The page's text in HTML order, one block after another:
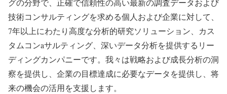
グの分野で、正確で信頼性の高い最新の調査データおよび
技術コンサルティングを求める個人および企業に対して、
7年以上にわたり高度な分析的研究ソリューション、カス
タムコンaサルティング、深いデータ分析を提供するリー
ディングカンパニーです。我々は戦略および成長分析の洞
察を提供し、企業の目標達成に必要なデータを提供し、将
来の機会の活用を支援します。